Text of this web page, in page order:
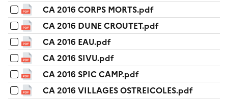
CA 2016 CORPS MORTS.pdf
CA 2016 DUNE CROUTET.pdf
CA 2016 EAU.pdf
CA 2016 SIVU.pdf
CA 2016 SPIC CAMP.pdf
CA 2016 VILLAGES OSTREICOLES.pdf